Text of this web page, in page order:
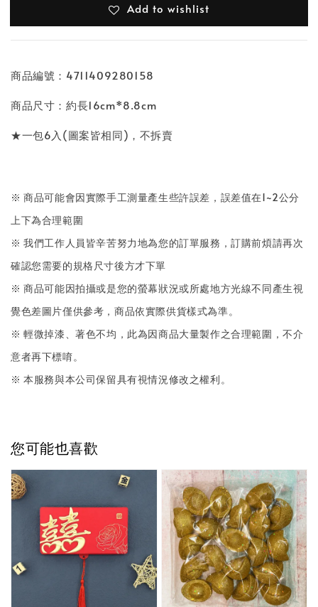
Add to wishlist
商品編號：4711409280158
商品尺寸：約長16cm*8.8cm
★一包6入(圖案皆相同)，不拆賣
※ 商品可能會因實際手工測量產生些許誤差，誤差值在1~2公分
上下為合理範圍
※ 我們工作人員皆辛苦努力地為您的訂單服務，訂購前煩請再次
確認您需要的規格尺寸後方才下單
※ 商品可能因拍攝或是您的螢幕狀況或所處地方光線不同產生視
覺色差圖片僅供參考，商品依實際供貨樣式為準。
※ 輕微掉漆、著色不均，此為因商品大量製作之合理範圍，不介
意者再下標唷。
※ 本服務與本公司保留具有視情況修改之權利。
您可能也喜歡